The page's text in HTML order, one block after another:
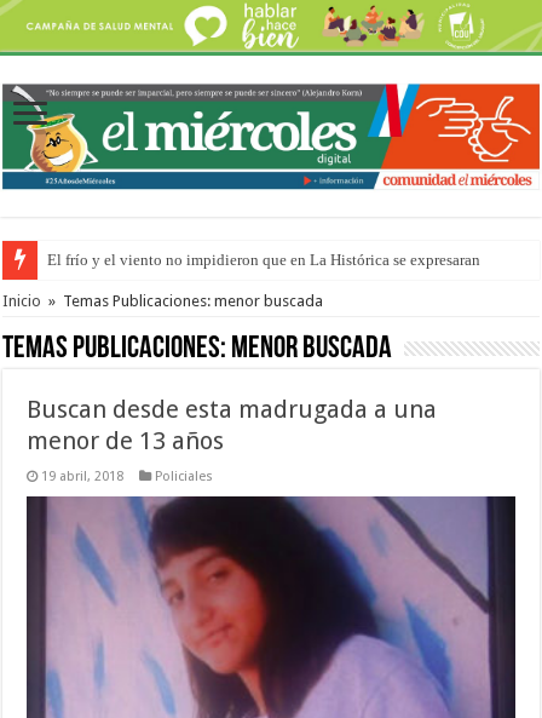
El frío y el viento no impidieron que en La Histórica se expresaran
OSER: Frigerio aseguró que mejoraron el servicio, redujeron el déficit en
Inicio » Temas Publicaciones: menor buscada
Temas Publicaciones: menor buscada
Buscan desde esta madrugada a una
menor de 13 años
19 abril, 2018 Policiales